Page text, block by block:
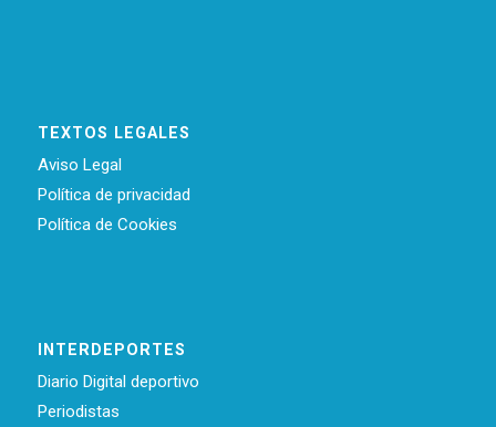
TEXTOS LEGALES
Aviso Legal
Política de privacidad
Política de Cookies
INTERDEPORTES
Diario Digital deportivo
Periodistas